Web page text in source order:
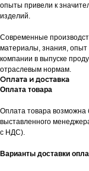
опыты привели к
изделий.
Современные
материалы, знания, опыт
компании в выпуске
отраслевым нормам.
Оплата и доставка
Оплата товара
Оплата товара возможна
выставленного
с НДС).
Варианты доставки